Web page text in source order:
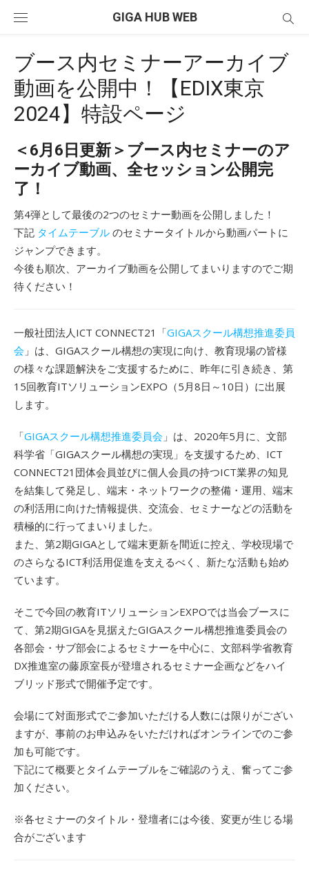
GIGA HUB WEB
ブース内セミナーアーカイブ
動画を公開中！【EDIX東京
2024】特設ページ
＜6月6日更新＞ブース内セミナーのア
ーカイブ動画、全セッション公開完
了！
第4弾として最後の2つのセミナー動画を公開しました！
下記 タイムテーブル のセミナータイトルから動画パートに
ジャンプできます。
今後も順次、アーカイブ動画を公開してまいりますのでご期
待ください！
一般社団法人ICT CONNECT21「GIGAスクール構想推進委員
会 」は、GIGAスクール構想の実現に向け、教育現場の皆様
の様々な課題解決をご支援するために、昨年に引き続き、第
15回教育ITソリューションEXPO（5月8日～10日）に出展
します。
「GIGAスクール構想推進委員会 」は、2020年5月に、文部
科学省「GIGAスクール構想の実現」を支援するため、ICT
CONNECT21団体会員並びに個人会員の持つICT業界の知見
を結集して発足し、端末・ネットワークの整備・運用、端末
の利活用に向けた情報提供、交流会、セミナーなどの活動を
積極的に行ってまいりました。
また、第2期GIGAとして端末更新を間近に控え、学校現場で
のさらなるICT利活用促進を支えるべく、新たな活動も始め
ています。
そこで今回の教育ITソリューションEXPOでは当会ブースに
て、第2期GIGAを見据えたGIGAスクール構想推進委員会の
各部会・サブ部会によるセミナーを中心に、文部科学省教育
DX推進室の藤原室長が登壇されるセミナー企画などをハイ
ブリッド形式で開催予定です。
会場にて対面形式でご参加いただける人数には限りがござい
ますが、事前のお申込みをいただければオンラインでのご参
加も可能です。
下記にて概要とタイムテーブルをご確認のうえ、奮ってご参
加ください。
※各セミナーのタイトル・登壇者には今後、変更が生じる場
合がございます